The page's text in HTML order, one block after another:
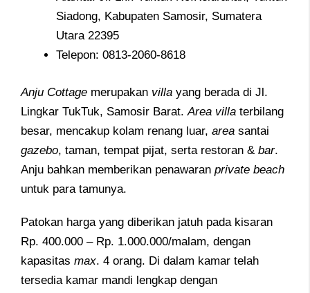
Siadong, Kabupaten Samosir, Sumatera
Utara 22395
Telepon: 0813-2060-8618
Anju Cottage merupakan villa yang berada di Jl.
Lingkar TukTuk, Samosir Barat.Area villa terbilang
besar, mencakup kolam renang luar, area santai
gazebo, taman, tempat pijat, serta restoran & bar.
Anju bahkan memberikan penawaran private beach
untuk para tamunya.
Patokan harga yang diberikan jatuh pada kisaran
Rp. 400.000 – Rp. 1.000.000/malam, dengan
kapasitas max. 4 orang. Di dalam kamar telah
tersedia kamar mandi lengkap dengan